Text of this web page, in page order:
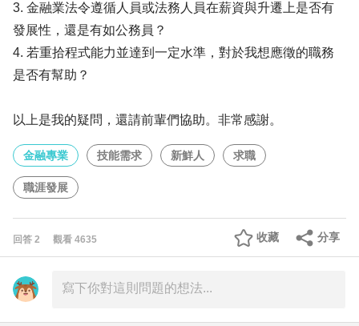
3. 金融業法令遵循人員或法務人員在薪資與升遷上是否有
發展性，還是有如公務員？
4. 若重拾程式能力並達到一定水準，對於我想應徵的職務
是否有幫助？
以上是我的疑問，還請前輩們協助。非常感謝。
金融專業 技能需求 新鮮人 求職
職涯發展
回答 2 觀看 4635 分享
收藏